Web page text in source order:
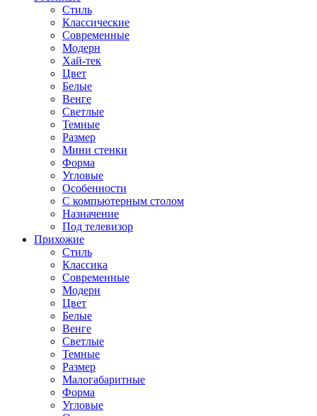
Стиль
Классические
Современные
Модерн
Хай-тек
Цвет
Белые
Венге
Светлые
Темные
Размер
Мини стенки
Форма
Угловые
Особенности
С компьютерным столом
Назначение
Под телевизор
Прихожие
Стиль
Классика
Современные
Модерн
Цвет
Белые
Венге
Светлые
Темные
Размер
Малогабаритные
Форма
Угловые